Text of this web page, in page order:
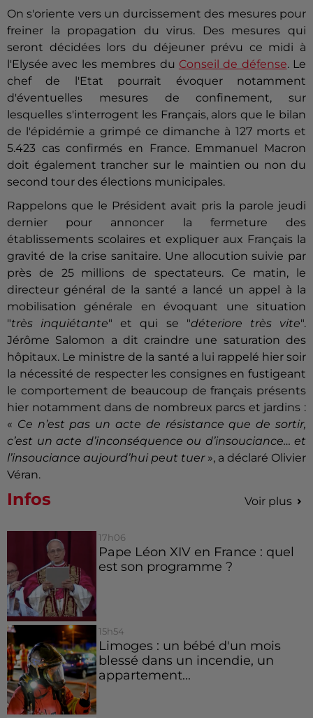
On s'oriente vers un durcissement des mesures pour
freiner la propagation du virus. Des mesures qui
seront décidées lors du déjeuner prévu ce midi à
l'Elysée avec les membres du Conseil de défense. Le
chef de l'Etat pourrait évoquer notamment
d'éventuelles mesures de confinement, sur
lesquelles s'interrogent les Français, alors que le bilan
de l'épidémie a grimpé ce dimanche à 127 morts et
5.423 cas confirmés en France. Emmanuel Macron
doit également trancher sur le maintien ou non du
second tour des élections municipales.
Rappelons que le Président avait pris la parole jeudi
dernier pour annoncer la fermeture des
établissements scolaires et expliquer aux Français la
gravité de la crise sanitaire. Une allocution suivie par
près de 25 millions de spectateurs. Ce matin, le
directeur général de la santé a lancé un appel à la
mobilisation générale en évoquant une situation
"très inquiétante" et qui se "déteriore très vite".
Jérôme Salomon a dit craindre une saturation des
hôpitaux. Le ministre de la santé a lui rappelé hier soir
la nécessité de respecter les consignes en fustigeant
le comportement de beaucoup de français présents
hier notamment dans de nombreux parcs et jardins :
« Ce n’est pas un acte de résistance que de sortir,
c’est un acte d’inconséquence ou d’insouciance… et
l’insouciance aujourd’hui peut tuer», a déclaré Olivier
Véran.
Infos Voir plus
17h06
Pape Léon XIV en France : quel
est son programme ?
15h54
Limoges : un bébé d'un mois
blessé dans un incendie, un
appartement...